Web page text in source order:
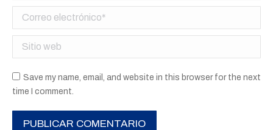
Correo electrónico *
Sitio web
Save my name, email, and website in this browser for the next
time I comment.
PUBLICAR COMENTARIO